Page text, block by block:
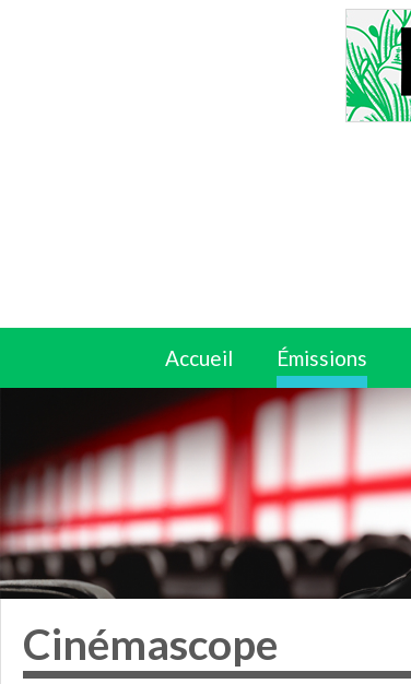
Accueil Émissions
Cinémascope